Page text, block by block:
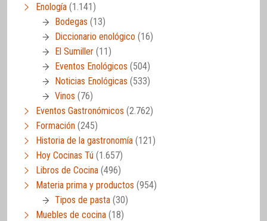
Enología (1.141)
Bodegas (13)
Diccionario enológico (16)
El Sumiller (11)
Eventos Enológicos (504)
Noticias Enológicas (533)
Vinos (76)
Eventos Gastronómicos (2.762)
Formación (245)
Historia de la gastronomía (121)
Hoy Cocinas Tú (1.657)
Libros de Cocina (496)
Materia prima y productos (954)
Tipos de pasta (30)
Muebles de cocina (18)